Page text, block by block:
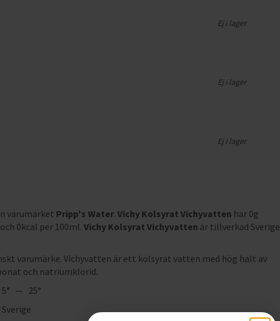
Ej i lager
Ej i lager
Ej i lager
varumärket Pripp's Water. Vichy Kolsyrat Vichyvatten har 0g
0kcal per 100ml. Vichy Kolsyrat Vichyvatten är tillverkad Sverige
varumärke. Vichyvatten är ett kolsyrat vatten med hög halt av
och natriumklorid.
5° — 25°
Sverige